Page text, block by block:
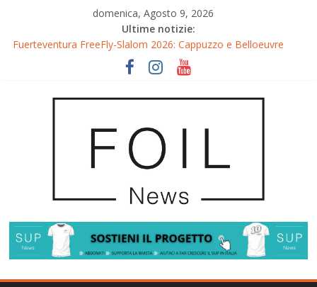
domenica, Agosto 9, 2026
Ultime notizie:
Fuerteventura FreeFly-Slalom 2026: Cappuzzo e Belloeuvre
Fuerteventura 2026: Trionfi e Titoli Mondiali nel Surf-Freestyle
Fuerteventura World Cup 2026: l’evento è già iniziato, ma i
riflettori si accendono sul Wingfoil!